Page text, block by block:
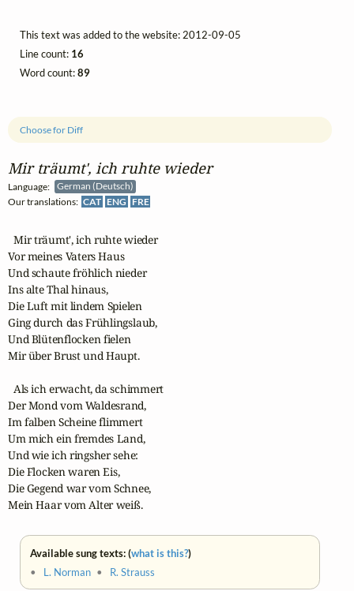
Mir träumt', ich ruhte wieder
Language:
German (Deutsch)
Our translations: CAT ENG FRE
Choose for Diff
  Mir träumt', ich ruhte wieder
Vor meines Vaters Haus
Und schaute fröhlich nieder
Ins alte Thal hinaus,
Die Luft mit lindem Spielen
Ging durch das Frühlingslaub,
Und Blütenflocken fielen
Mir über Brust und Haupt.
  Als ich erwacht, da schimmert
Der Mond vom Waldesrand,
Im falben Scheine flimmert
Um mich ein fremdes Land,
Und wie ich ringsher sehe:
Die Flocken waren Eis,
Die Gegend war vom Schnee,
Mein Haar vom Alter weiß.
Available sung texts: (what is this?)
• L. Norman • R. Strauss
This text was added to the website: 2012-09-05
Line count: 16
Word count:89